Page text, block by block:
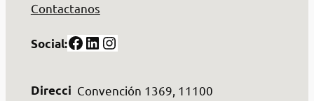
Contactanos
Social:Facebook LinkedIn Instagram
Direcci Convención 1369, 11100